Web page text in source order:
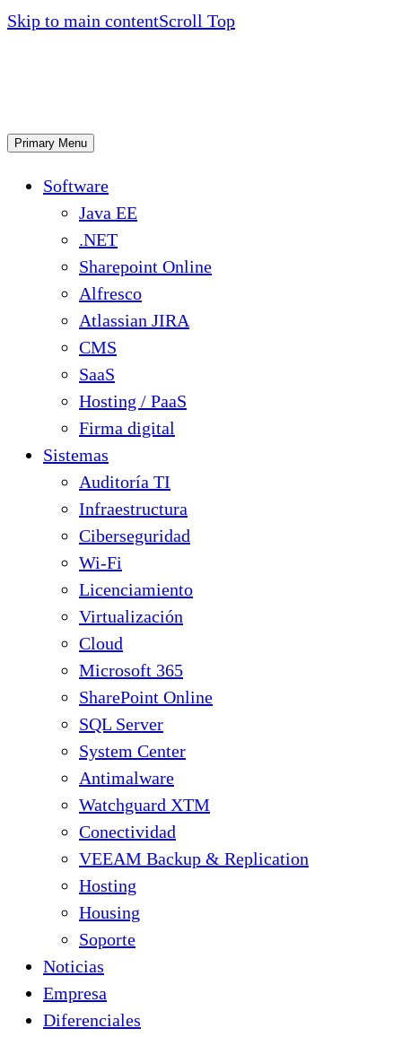
Skip to main contentScroll Top
Primary Menu
Software
Java EE
.NET
Sharepoint Online
Alfresco
Atlassian JIRA
CMS
SaaS
Hosting / PaaS
Firma digital
Sistemas
Auditoría TI
Infraestructura
Ciberseguridad
Wi-Fi
Licenciamiento
Virtualización
Cloud
Microsoft 365
SharePoint Online
SQL Server
System Center
Antimalware
Watchguard XTM
Conectividad
VEEAM Backup & Replication
Hosting
Housing
Soporte
Noticias
Empresa
Diferenciales